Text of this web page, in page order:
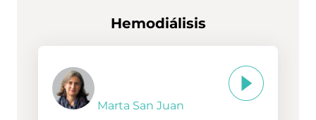
Hemodiálisis
Marta San Juan